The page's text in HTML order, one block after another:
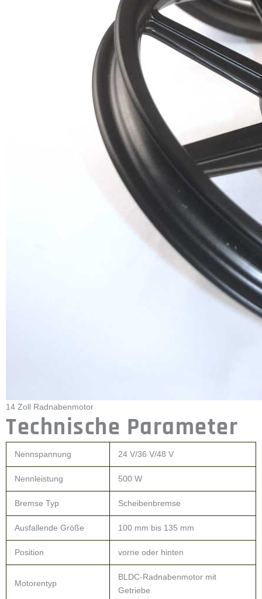
12-Zoll-Radnabenmotor,16 Zoll Radnabenmotor
20 Zoll Radnabenmotor zu Ihrer Information.
Unser Service :
1. OEM und ODM für uns verfügbar
2.100% Inspektion der einzelnen Produktionsprozesse
3.100% QC-Inspektion vor der Auslieferung
4. die Herstellung von Mustern und die Entwicklung von
5. kostenlose Reparatur innerhalb von 2 Jahren und Sie
6. wenn Sie die Ware erhalten, die defekt ist nicht Ihr Problem,
dass wir Ersatz mit neuen für Sie (wenn Sie die Ware innerhalb
von 5 Tagen erhalten und Sie können mit unserem Personal zu
7. Nach dem Senden, werden wir die Produkte für Sie einmal
Vorstellung des Unternehmens
Changzhou Ouhe Power Technology Co., Ltd. verfügt über ein
erfahrenes Forschungs- und Entwicklungsteam und erfahrene
Produktionsabteilungen.
OEM und ODM sind für uns verfügbar.